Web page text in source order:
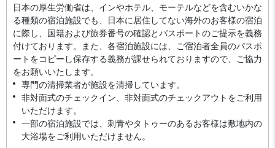
日本の厚生労働省は、インやホテル、モーテルなどを含むいかな
る種類の宿泊施設でも、日本に​居住してない海外のお客様の宿泊
に際し、国籍および旅券番号の確認とパスポートのご提示を義務
付け​ております。また、各宿泊施設には、ご宿泊者全員のパスポ
ートをコピーし保存する義務が課せられておりますの​で、ご協力
をお願いいたします。
専門の清掃業者が施設を清掃しています。
非対面式のチェックイン、非対面式のチェックアウトをご利用
いただけます。
一部の宿泊施設では、刺青やタトゥーのあるお客様は敷地内の
大浴場をご利用いただけません。